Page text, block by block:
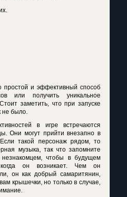
простой и эффективный способ
или получить уникальное
заметить, что при запуске
не было.
в игре встречаются
Они могут прийти внезапно в
такой персонаж рядом, то
музыка, так что запомните
незнакомцем, чтобы в будущем
он возникает. Чем он
он как добрый самаритянин,
крышечки, но только в случае,